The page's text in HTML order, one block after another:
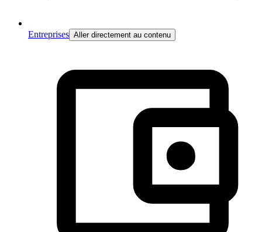
Entreprises Aller directement au contenu